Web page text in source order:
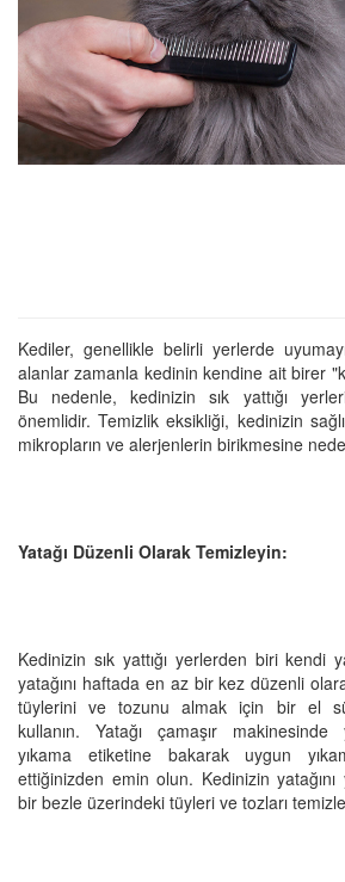
Kediler, genellikle belirli yerlerde
alanlar zamanla kedinin kendine ait birer
Bu nedenle, kedinizin sık yattığı
önemlidir. Temizlik eksikliği, kedinizin
mikropların ve alerjenlerin birikmesine
Yatağı Düzenli Olarak Temizleyin:
Kedinizin sık yattığı yerlerden biri kendi
yatağını haftada en az bir kez düzenli
tüylerini ve tozunu almak için bir el
kullanın. Yatağı çamaşır makinesinde
yıkama etiketine bakarak uygun
ettiğinizden emin olun. Kedinizin
bir bezle üzerindeki tüyleri ve tozları